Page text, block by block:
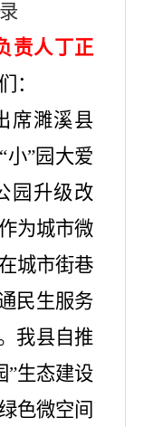
责人丁正
：
席濉溪县
小”园大爱
园升级改
为城市微
城市街巷
民生服务
我县自推
”生态建设
色微空间